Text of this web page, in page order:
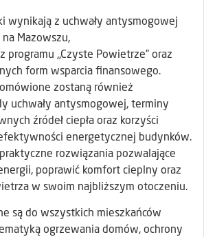
wynikają z uchwały antysmogowej
Mazowszu,
programu „Czyste Powietrze” oraz
form wsparcia finansowego.
zostaną również
uchwały antysmogowej, terminy
źródeł ciepła oraz korzyści
energetycznej budynków.
rozwiązania pozwalające
poprawić komfort cieplny oraz
w swoim najbliższym otoczeniu.
są do wszystkich mieszkańców
ogrzewania domów, ochrony